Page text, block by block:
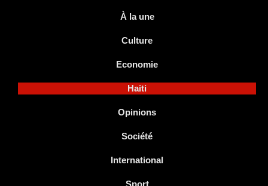
À la une
Culture
Economie
Haiti
Opinions
Société
International
Sport